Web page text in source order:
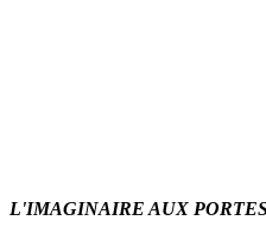
L'IMAGINAIRE AUX